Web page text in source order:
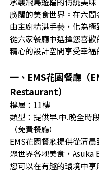
廣闊的美食世界。在六
由主廚精湛手藝，化為
從六家餐廳中選擇您喜
精心的設計空間享受幸福
一、EMS花園餐廳（
Restaurant）
樓層：11樓
類型：提供早.中.晚全時
（免費餐廳）
EMS花園餐廳提供從清
聚世界各地美食，Asuka
您可以在有趣的環境中享